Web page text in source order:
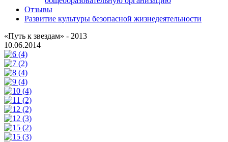
Отзывы
Развитие культуры безопасной жизнедеятельности
«Путь к звездам» - 2013
10.06.2014